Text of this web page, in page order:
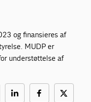
og finansieres af
MUDP er
understøttelse af